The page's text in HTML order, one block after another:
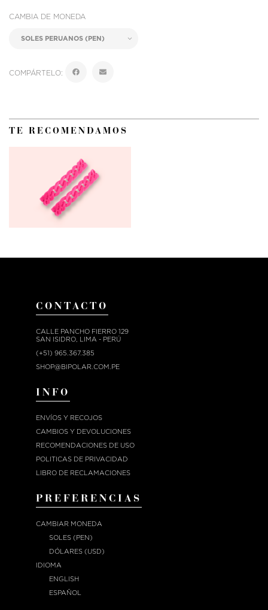
COMPÁRTELO:
CAMBIA DE MONEDA
TE RECOMENDAMOS
CONTACTO
CALLE PANCHO FIERRO 129
SAN ISIDRO, LIMA - PERÚ
(+51) 965.367.385
SHOP@BIPOLAR.COM.PE
INFO
ENVÍOS Y RECOJOS
CAMBIOS Y DEVOLUCIONES
RECOMENDACIONES DE USO
POLITICAS DE PRIVACIDAD
LIBRO DE RECLAMACIONES
PREFERENCIAS
CAMBIAR MONEDA
SOLES (PEN)
DÓLARES (USD)
IDIOMA
ENGLISH
ESPAÑOL